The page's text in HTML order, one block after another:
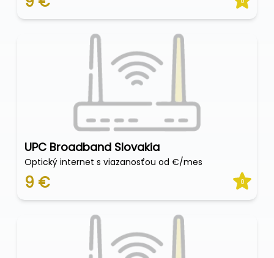
UPC Broadband Slovakia
Optický internet s viazanosťou od €/mes
9 € 0